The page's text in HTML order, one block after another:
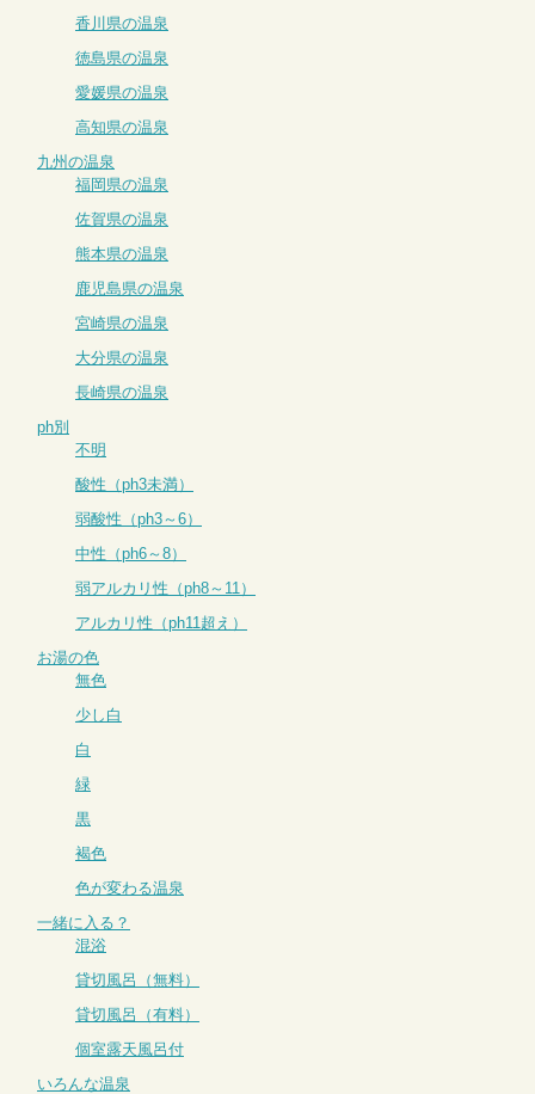
香川県の温泉
徳島県の温泉
愛媛県の温泉
高知県の温泉
九州の温泉
福岡県の温泉
佐賀県の温泉
熊本県の温泉
鹿児島県の温泉
宮崎県の温泉
大分県の温泉
長崎県の温泉
ph別
不明
酸性（ph3未満）
弱酸性（ph3～6）
中性（ph6～8）
弱アルカリ性（ph8～11）
アルカリ性（ph11超え）
お湯の色
無色
少し白
白
緑
黒
褐色
色が変わる温泉
一緒に入る？
混浴
貸切風呂（無料）
貸切風呂（有料）
個室露天風呂付
いろんな温泉